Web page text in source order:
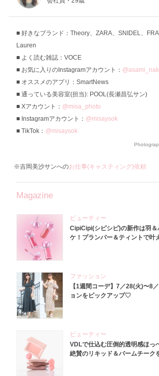
好きなブランド：Theory、ZARA、SNIDEL、
Lauren
よく読む雑誌：VOCE
お気に入りのInstagramアカウント：
オススメのアプリ：SmartNews
通っている美容室(担当): POOL(長瀬昌弘サン)
Xアカウント： @misa_photo
Instagramアカウント： @misaysok
TikTok： @misaysok
※吉岡美沙サンへのお仕事(キャスティング)依頼
Magazine
ビューティー
CipiCipi(シピシピ)の新作は羽
ケ！プランパー＆ティントで
ファッション
【1週間コーデ】7／28(火)〜8
ョンをピックアップ♡
ビューティー
VDLで仕込む圧倒的透明感ほ
絶賛のリキッド＆バームチーク